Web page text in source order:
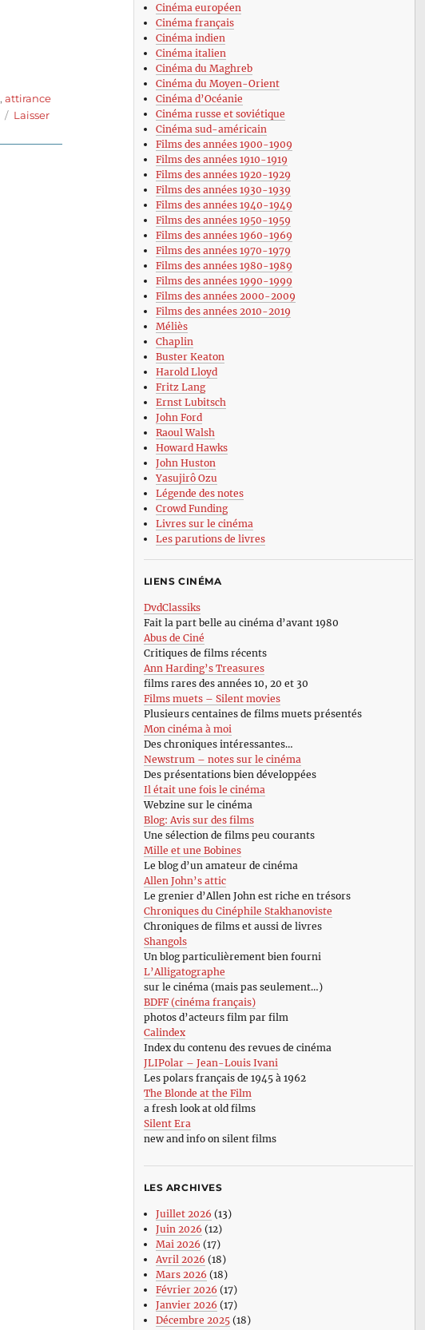
,attirance
Laisser
Cinéma européen
Cinéma français
Cinéma indien
Cinéma italien
Cinéma du Maghreb
Cinéma du Moyen-Orient
Cinéma d’Océanie
Cinéma russe et soviétique
Cinéma sud-américain
Films des années 1900-1909
Films des années 1910-1919
Films des années 1920-1929
Films des années 1930-1939
Films des années 1940-1949
Films des années 1950-1959
Films des années 1960-1969
Films des années 1970-1979
Films des années 1980-1989
Films des années 1990-1999
Films des années 2000-2009
Films des années 2010-2019
Méliès
Chaplin
Buster Keaton
Harold Lloyd
Fritz Lang
Ernst Lubitsch
John Ford
Raoul Walsh
Howard Hawks
John Huston
Yasujirô Ozu
Légende des notes
Crowd Funding
Livres sur le cinéma
Les parutions de livres
LIENS CINÉMA
DvdClassiks
Fait la part belle au cinéma d’avant 1980
Abus de Ciné
Critiques de films récents
Ann Harding’s Treasures
films rares des années 10, 20 et 30
Films muets – Silent movies
Plusieurs centaines de films muets présentés
Mon cinéma à moi
Des chroniques intéressantes…
Newstrum – notes sur le cinéma
Des présentations bien développées
Il était une fois le cinéma
Webzine sur le cinéma
Blog: Avis sur des films
Une sélection de films peu courants
Mille et une Bobines
Le blog d’un amateur de cinéma
Allen John’s attic
Le grenier d’Allen John est riche en trésors
Chroniques du Cinéphile Stakhanoviste
Chroniques de films et aussi de livres
Shangols
Un blog particulièrement bien fourni
L’Alligatographe
sur le cinéma (mais pas seulement…)
BDFF (cinéma français)
photos d’acteurs film par film
Calindex
Index du contenu des revues de cinéma
JLIPolar – Jean-Louis Ivani
Les polars français de 1945 à 1962
The Blonde at the Film
a fresh look at old films
Silent Era
new and info on silent films
LES ARCHIVES
Juillet 2026 (13)
Juin 2026 (12)
Mai 2026 (17)
Avril 2026 (18)
Mars 2026 (18)
Février 2026 (17)
Janvier 2026 (17)
Décembre 2025(18)